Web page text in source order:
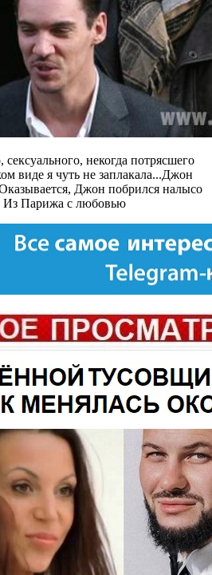
некогда потрясшего
виде я чуть не заплакала...Джон
Джон побрился налысо
Из Парижа с любовью